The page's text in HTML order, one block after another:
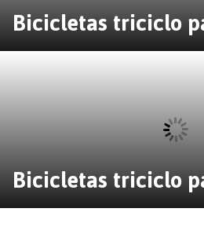
Bicicletas triciclo
Bicicletas triciclo